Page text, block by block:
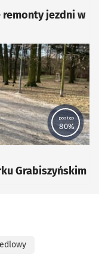
remonty jezdni w
postęp
80%
Grabiszyńskim